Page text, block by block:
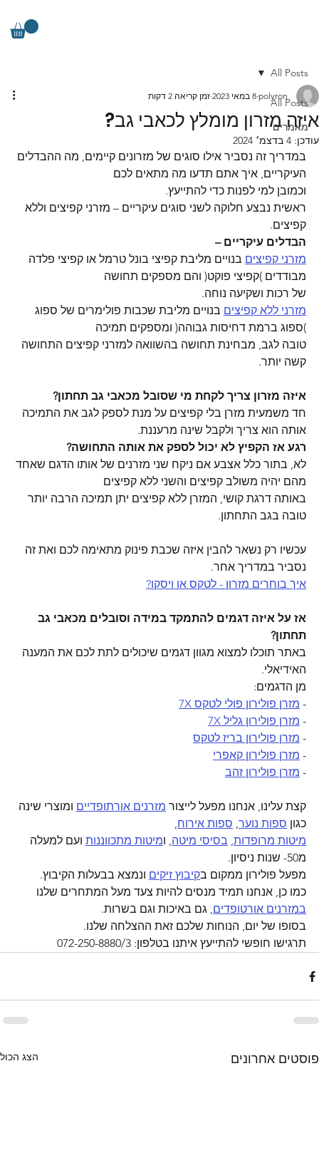
All Posts
מאמרים
All Posts
איזה מזרון מומלץ לכאבי גב?
polyron 8 במאי 2023 זמן קריאה 2 דקות
עודכן: 4 בדצמ׳ 2024
במדריך זה נסביר אילו סוגים של מזרונים קיימים, מה ההבדלים
העיקריים, איך אתם תדעו מה מתאים לכם
וכמובן למי לפנות כדי להתייעץ.
ראשית נבצע חלוקה לשני סוגים עיקריים – מזרני קפיצים וללא
קפיצים.
הבדלים עיקריים –
מזרני קפיצים בנויים מליבת קפיצי בונל טרמל או קפיצי פלדה
מבודדים )קפיצי פוקט( והם מספקים תחושה
של רכות ושקיעה נוחה.
מזרני ללא קפיצים בנויים מליבת שכבות פולימרים של ספוג
)ספוג ברמת דחיסות גבוהה( ומספקים תמיכה
טובה לגב, מבחינת תחושה בהשוואה למזרני קפיצים התחושה
קשה יותר.
איזה מזרון צריך לקחת מי שסובל מכאבי גב תחתון?
חד משמעית מזרן בלי קפיצים על מנת לספק לגב את התמיכה
אותה הוא צריך ולקבל שינה מרעננת.
רגע אז הקפיץ לא יכול לספק את אותה התחושה?
לא, בתור כלל אצבע אם ניקח שני מזרנים של אותו הדגם שאחד
מהם יהיה משולב קפיצים והשני ללא קפיצים
באותה דרגת קושי, המזרן ללא קפיצים יתן תמיכה הרבה יותר
טובה בגב התחתון.
עכשיו רק נשאר להבין איזה שכבת פינוק מתאימה לכם ואת זה
נסביר במדריך אחר.
איך בוחרים מזרון - לטקס או ויסקו?
אז על איזה דגמים להתמקד במידה וסובלים מכאבי גב
תחתון?
באתר תוכלו למצוא מגוון דגמים שיכולים לתת לכם את המענה
האידיאלי.
מן הדגמים:
- מזרן פולירון פולי לטקס 7X
- מזרן פולירון גליל 7X
- מזרן פולירון בריז לטקס
- מזרן פולירון קאפרי
- מזרן פולירון זהב
קצת עלינו, אנחנו מפעל לייצור מזרנים אורתופדיים ומוצרי שינה
כגון ספות נוער, ספות אירוח,
מיטות מרופדות, בסיסי מיטה, ומיטות מתכווננות ועם למעלה
מ50- שנות ניסיון.
מפעל פולירון ממקום בקיבוץ זיקים ונמצא בבעלות הקיבוץ.
כמו כן, אנחנו תמיד מנסים להיות צעד מעל המתחרים שלנו
במזרנים אורטופדים, גם באיכות וגם בשרות.
בסופו של יום, הנוחות שלכם זאת ההצלחה שלנו.
תרגישו חופשי להתייעץ איתנו בטלפון: 072-250-8880/3
פוסטים אחרונים הצג הכול